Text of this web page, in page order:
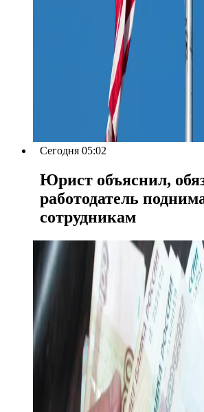
Сегодня 05:02
Юрист объяснил,
работодатель
сотрудникам